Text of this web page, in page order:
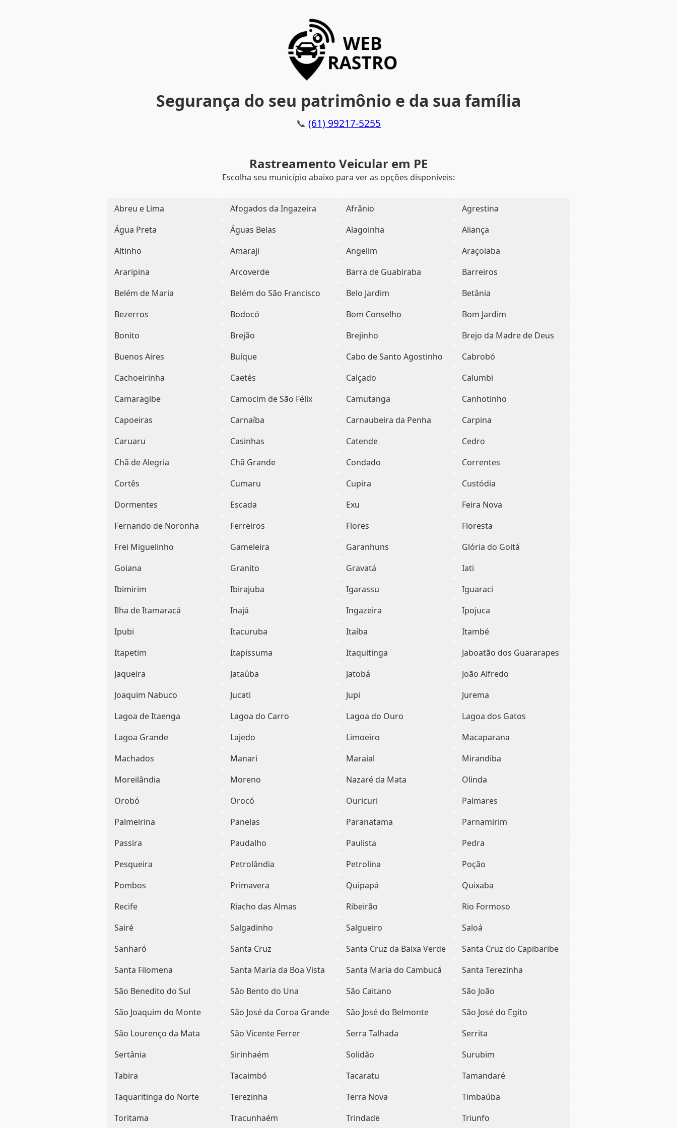
Segurança do seu patrimônio e da sua família
📞 (61) 99217-5255
Rastreamento Veicular em PE
Escolha seu município abaixo para ver as opções disponíveis:
Abreu e Lima Afogados da Ingazeira Afrânio
Agrestina
Água Preta
Águas Belas Alagoinha
Aliança
Altinho
Amaraji Angelim
Araçoiaba
Araripina
Arcoverde Barra de Guabiraba
Barreiros
Belém de Maria
Belém do São Francisco Belo Jardim
Betânia
Bezerros
Bodocó Bom Conselho
Bom Jardim
Bonito
Brejão Brejinho
Brejo da Madre de Deus
Buenos Aires
Buíque Cabo de Santo Agostinho
Cabrobó
Cachoeirinha
Caetés Calçado
Calumbi
Camaragibe
Camocim de São Félix Camutanga
Canhotinho
Capoeiras
Carnaíba Carnaubeira da Penha
Carpina
Caruaru
Casinhas Catende
Cedro
Chã de Alegria
Chã Grande Condado
Correntes
Cortês
Cumaru Cupira
Custódia
Dormentes
Escada Exu
Feira Nova
Fernando de Noronha
Ferreiros Flores
Floresta
Frei Miguelinho
Gameleira Garanhuns
Glória do Goitá
Goiana
Granito Gravatá
Iati
Ibimirim
Ibirajuba Igarassu
Iguaraci
Ilha de Itamaracá
Inajá Ingazeira
Ipojuca
Ipubi
Itacuruba Itaíba
Itambé
Itapetim
Itapissuma Itaquitinga
Jaboatão dos Guararapes
Jaqueira
Jataúba Jatobá
João Alfredo
Joaquim Nabuco
Jucati Jupi
Jurema
Lagoa de Itaenga
Lagoa do Carro Lagoa do Ouro
Lagoa dos Gatos
Lagoa Grande
Lajedo Limoeiro
Macaparana
Machados
Manari Maraial
Mirandiba
Moreilândia
Moreno Nazaré da Mata
Olinda
Orobó
Orocó Ouricuri
Palmares
Palmeirina
Panelas Paranatama
Parnamirim
Passira
Paudalho Paulista
Pedra
Pesqueira
Petrolândia Petrolina
Poção
Pombos
Primavera Quipapá
Quixaba
Recife
Riacho das Almas Ribeirão
Rio Formoso
Sairé
Salgadinho Salgueiro
Saloá
Sanharó
Santa Cruz Santa Cruz da Baixa Verde
Santa Cruz do Capibaribe
Santa Filomena
Santa Maria da Boa Vista Santa Maria do Cambucá
Santa Terezinha
São Benedito do Sul
São Bento do Una São Caitano
São João
São Joaquim do Monte
São José da Coroa Grande São José do Belmonte
São José do Egito
São Lourenço da Mata
São Vicente Ferrer Serra Talhada
Serrita
Sertânia
Sirinhaém Solidão
Surubim
Tabira
Tacaimbó Tacaratu
Tamandaré
Taquaritinga do Norte
Terezinha Terra Nova
Timbaúba
Toritama
Tracunhaém Trindade Triunfo